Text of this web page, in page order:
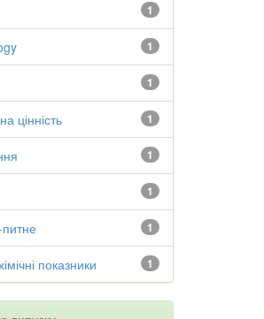
1
1
1
1
цінність
1
1
1
1
показники